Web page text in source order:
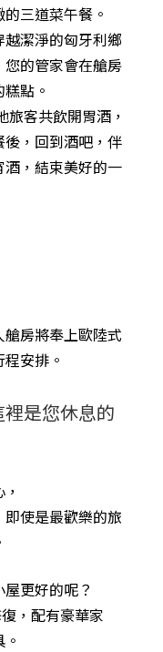
三道菜午餐。
潔淨的匈牙利鄉
的管家會在艙房
點。
客共飲開胃酒，
，回到酒吧，伴
，結束美好的一
房將奉上歐陸式
安排。
是您休息的
使是最歡樂的旅
更好的呢？
，配有豪華家